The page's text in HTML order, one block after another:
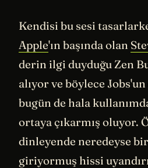
Kendisi bu sesi
Apple'ın başında olan
derin ilgi duyduğu Zen
alıyor ve böylece
bugün de hala
ortaya çıkarmış oluyor.
dinleyende neredeyse
giriyormuş hissi